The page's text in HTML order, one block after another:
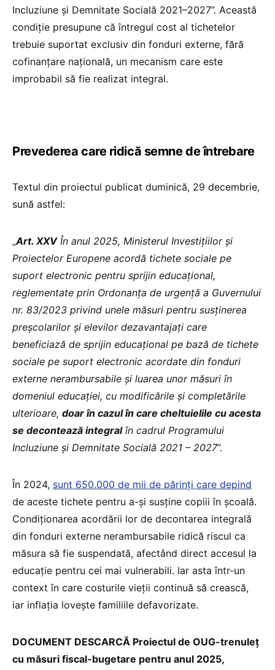
Incluziune și Demnitate Socială 2021–2027”. Această
condiție presupune că întregul cost al tichetelor
trebuie suportat exclusiv din fonduri externe, fără
cofinanțare națională, un mecanism care este
improbabil să fie realizat integral.
Prevederea care ridică semne de întrebare
Textul din proiectul publicat duminică, 29 decembrie,
sună astfel:
„Art. XXVÎn anul 2025, Ministerul Investițiilor și
Proiectelor Europene acordă tichete sociale pe
suport electronic pentru sprijin educațional,
reglementate prin Ordonanța de urgență a Guvernului
nr. 83/2023 privind unele măsuri pentru susținerea
preșcolarilor și elevilor dezavantajați care
beneficiază de sprijin educațional pe bază de tichete
sociale pe suport electronic acordate din fonduri
externe nerambursabile și luarea unor măsuri în
domeniul educației, cu modificările și completările
ulterioare, doar în cazul în care cheltuielile cu acesta
se decontează integralîn cadrul Programului
Incluziune și Demnitate Socială 2021 – 2027”.
În 2024, sunt 650.000 de mii de părinți care depind
de aceste tichete pentru a-și susține copiii în școală.
Condiționarea acordării lor de decontarea integrală
din fonduri externe nerambursabile ridică riscul ca
măsura să fie suspendată, afectând direct accesul la
educație pentru cei mai vulnerabili. Iar asta într-un
context în care costurile vieții continuă să crească,
iar inflația lovește familiile defavorizate.
DOCUMENT DESCARCĂ Proiectul de OUG-trenuleț
cu măsuri fiscal-bugetare pentru anul 2025,